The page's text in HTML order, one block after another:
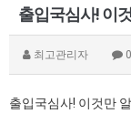
출입국심사! 이
최고관리자 0
출입국심사! 이것만